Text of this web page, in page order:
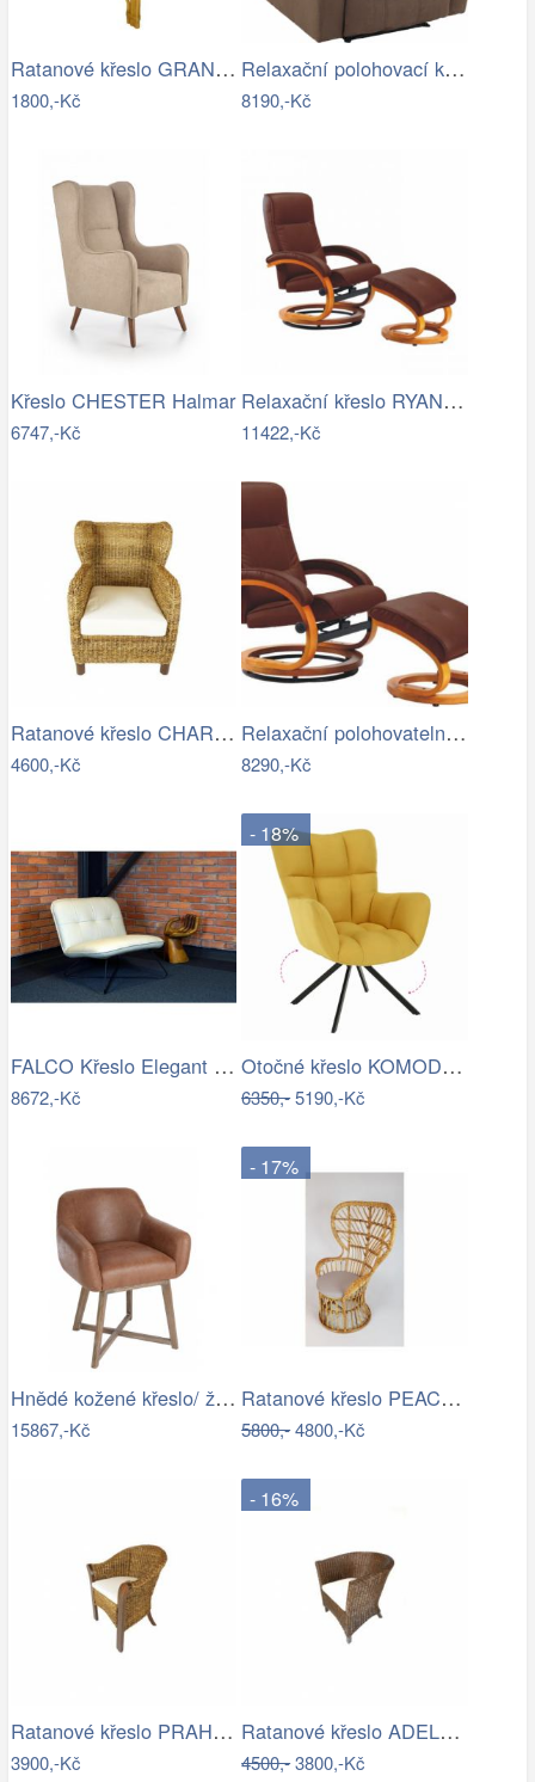
Ratanové křeslo GRANADA - světlé II…
1800,-Kč
Relaxační polohovací křeslo, hnědá…
8190,-Kč
Křeslo CHESTER Halmar
6747,-Kč
Relaxační křeslo RYANN-TK
11422,-Kč
Ratanové křeslo CHARLESTON - banánový…
4600,-Kč
Relaxační polohovatelné křeslo,…
8290,-Kč
FALCO Křeslo Elegant kůže Toledo /vtahy…
8672,-Kč
- 18%
Otočné křeslo KOMODO Tempo Kondela
6350,-5190,-Kč
Hnědé kožené křeslo/ židle Venetta - 62…
15867,-Kč
- 17%
Ratanové křeslo PEACOCK - přírodní ratan
5800,-4800,-Kč
Ratanové křeslo PRAHA - banánový list
3900,-Kč
- 16%
Ratanové křeslo ADELE - tmavý med
4500,-3800,-Kč